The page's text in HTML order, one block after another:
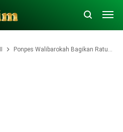
Ponpes Walibarokah Bagikan Ratusan Paket Sembako